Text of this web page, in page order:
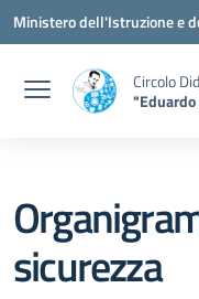
Vai ai contenuti
Vai al menu di navigazione
Vai al footer
Ministero dell'Istruzione e
Circolo
sicurezza